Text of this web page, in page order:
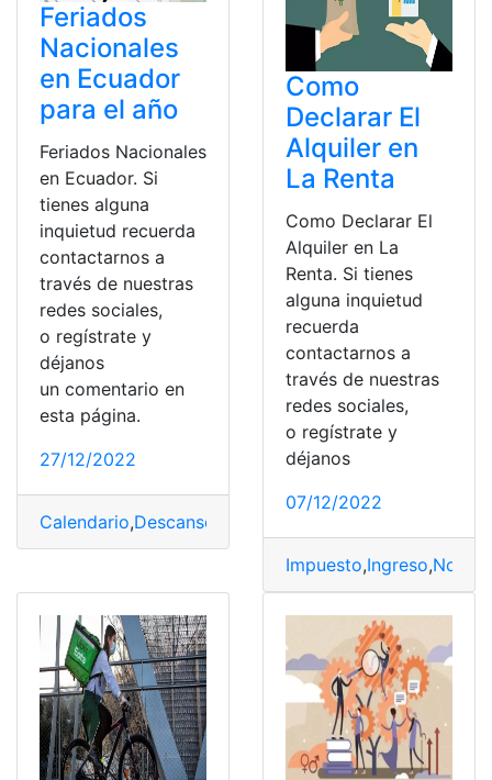
Feriados
Nacionales
en Ecuador
para el año
Feriados Nacionales
en Ecuador. Si
tienes alguna
inquietud recuerda
contactarnos a
través de nuestras
redes sociales,
o regístrate y
déjanos
un comentario en
esta página.
27/12/2022
Calendario,Descansos
Como
Declarar El
Alquiler en
La Renta
Como Declarar El
Alquiler en La
Renta. Si tienes
alguna inquietud
recuerda
contactarnos a
través de nuestras
redes sociales,
o regístrate y
déjanos
07/12/2022
Impuesto,Ingreso,